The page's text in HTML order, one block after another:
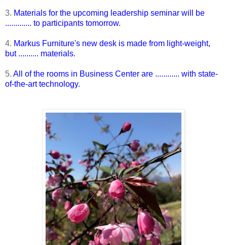
3. Materials for the upcoming leadership seminar will be
............. to participants tomorrow.
4. Markus Furniture's new desk is made from light-weight,
but .......... materials.
5. All of the rooms in Business Center are ............ with state-
of-the-art technology.